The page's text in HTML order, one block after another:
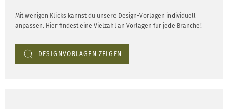
Mit wenigen Klicks kannst du unsere Design-Vorlagen individuell
anpassen. Hier findest eine Vielzahl an Vorlagen für jede Branche!
DESIGNVORLAGEN ZEIGEN